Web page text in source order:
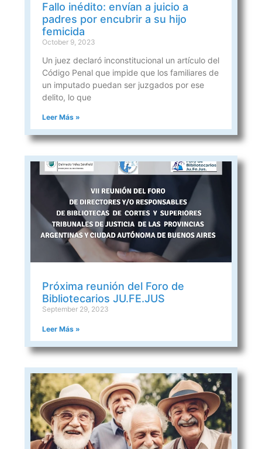
Fallo inédito: envían a juicio a
padres por encubrir a su hijo
femicida
October 9, 2023
Un juez declaró inconstitucional un artículo del
Código Penal que impide que los familiares de
un imputado puedan ser juzgados por ese
delito, lo que
Leer Más »
Próxima reunión del Foro de
Bibliotecarios JU.FE.JUS
September 29, 2023
Leer Más »